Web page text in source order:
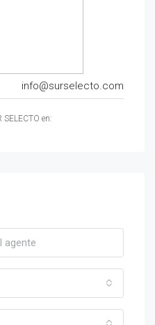
info@surselecto.com
SELECTO en: